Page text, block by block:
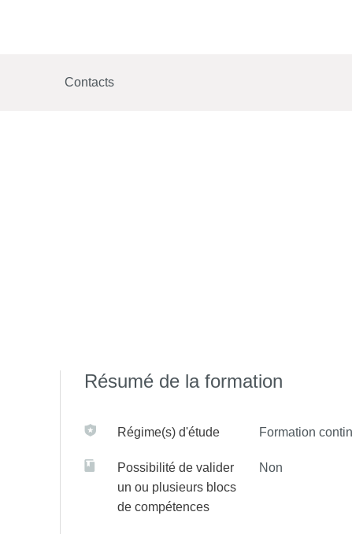
Contacts
Résumé de la formation
Régime(s) d'étude Formation
Possibilité de valider
un ou plusieurs blocs
de compétences
Non